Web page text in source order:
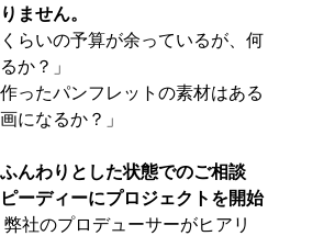
ません。
くらいの予算が余っているが、何
か？」
作ったパンフレットの素材はある
になるか？」
ふんわりとした状態でのご相談
ーディーにプロジェクトを開始
弊社のプロデューサーがヒアリ